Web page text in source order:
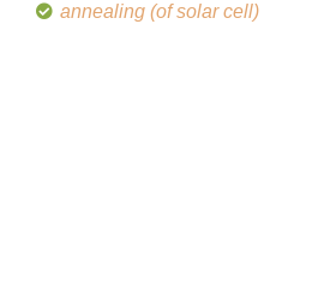
annealing (of solar cell)